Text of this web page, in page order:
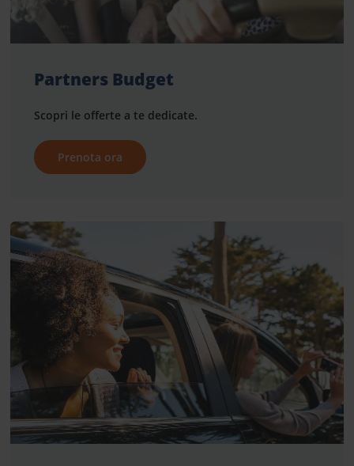
Partners Budget
Scopri le offerte a te dedicate.
Prenota ora